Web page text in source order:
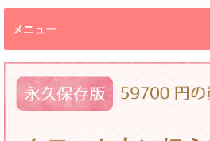
メニュー